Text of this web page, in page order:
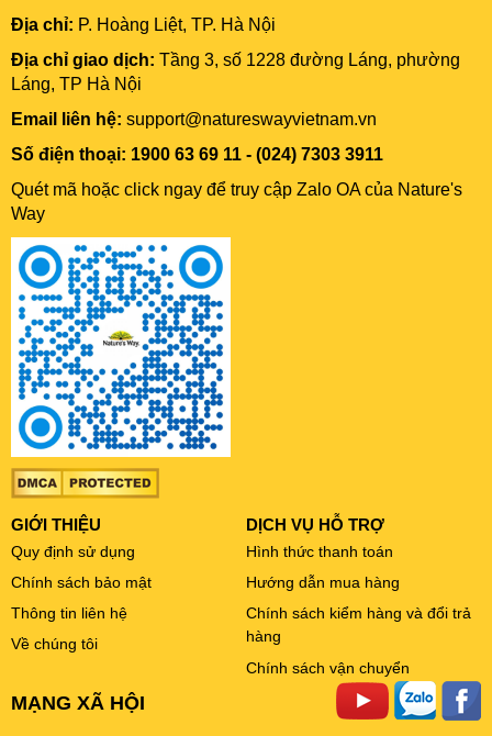
Địa chỉ: P. Hoàng Liệt, TP. Hà Nội
Địa chỉ giao dịch: Tầng 3, số 1228 đường Láng, phường
Láng, TP Hà Nội
Email liên hệ: support@natureswayvietnam.vn
Số điện thoại: 1900 63 69 11 - (024) 7303 3911
Quét mã hoặc click ngay để truy cập Zalo OA của Nature's
Way
GIỚI THIỆU
Quy định sử dụng
Chính sách bảo mật
Thông tin liên hệ
Về chúng tôi
DỊCH VỤ HỖ TRỢ
Hình thức thanh toán
Hướng dẫn mua hàng
Chính sách kiểm hàng và đổi trả
hàng
Chính sách vận chuyển
MẠNG XÃ HỘI